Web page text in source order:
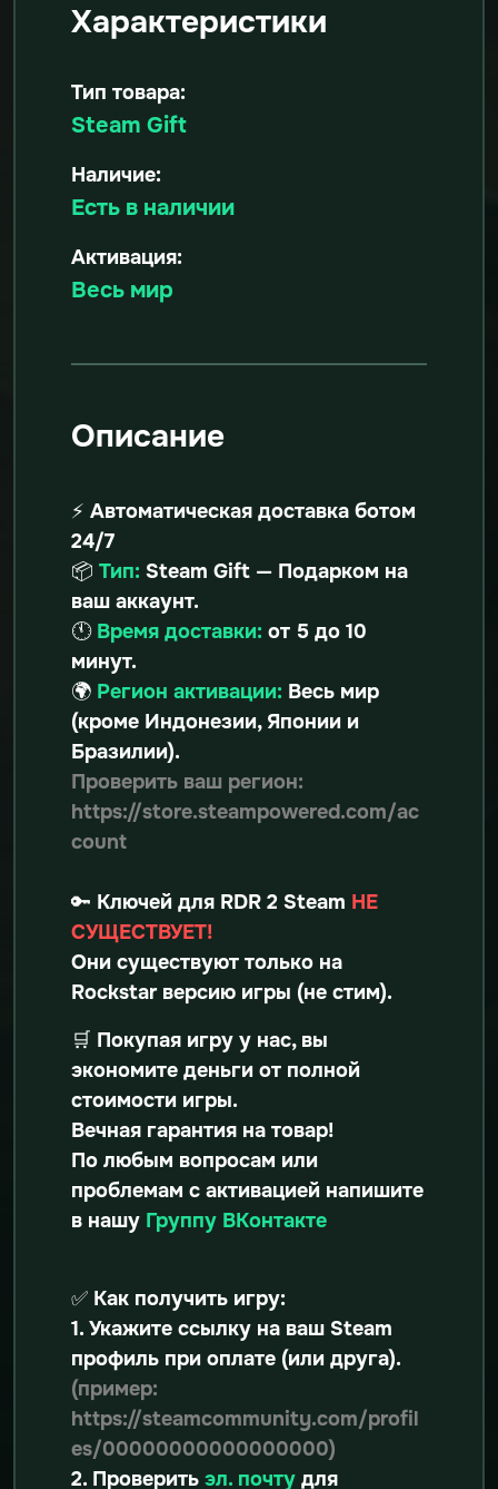
Характеристики
Тип товара:
Steam Gift
Наличие:
Есть в наличии
Активация:
Весь мир
Описание
⚡️ Автоматическая доставка ботом
24/7
📦 Тип: Steam Gift — Подарком на
ваш аккаунт.
🕚 Время доставки: от 5 до 10
минут.
🌍 Регион активации: Весь мир
(кроме Индонезии, Японии и
Бразилии).
Проверить ваш регион:
https://store.steampowered.com/ac
count
🔑 Ключей для RDR 2 Steam НЕ
СУЩЕСТВУЕТ!
Они существуют только на
Rockstar версию игры (не стим).
🛒 Покупая игру у нас, вы
экономите деньги от полной
стоимости игры.
Вечная гарантия на товар!
По любым вопросам или
проблемам с активацией напишите
в нашу Группу ВКонтакте
✅ Как получить игру:
1. Укажите ссылку на ваш Steam
профиль при оплате (или друга).
(пример:
https://steamcommunity.com/profil
es/00000000000000000)
2. Проверить эл. почту для